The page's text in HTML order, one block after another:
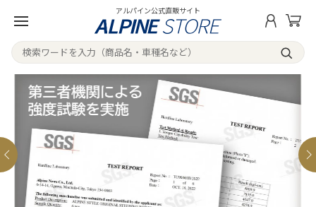
アルパイン公式直販サイト